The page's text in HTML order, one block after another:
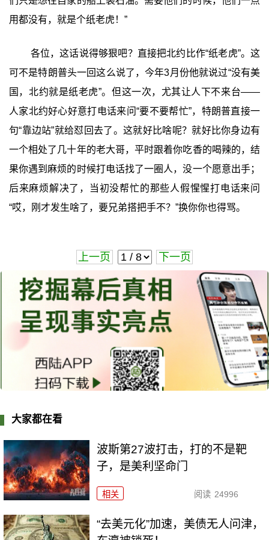
用都没有，就是个纸老虎！”
各位，这话说得够狠吧？直接把北约比作“纸老虎”。这
可不是特朗普头一回这么说了，今年3月份他就说过“没有美
国，北约就是纸老虎”。但这一次，尤其让人下不来台——
人家北约好心好意打电话来问“要不要帮忙”，特朗普直接一
句“靠边站”就给怼回去了。这就好比啥呢？就好比你身边有
一个相处了几十年的老大哥，平时跟着你吃香的喝辣的，结
果你遇到麻烦的时候打电话找了一圈人，没一个愿意出手；
后来麻烦解决了，当初没帮忙的那些人假惺惺打电话来问
“哎，刚才发生啥了，要兄弟搭把手不？”换你你也得骂。
上一页 下一页
大家都在看
波斯第27波打击，打的不是靶
子，是美利坚命门
相关 阅读 24996
“去美元化”加速，美债无人问津，